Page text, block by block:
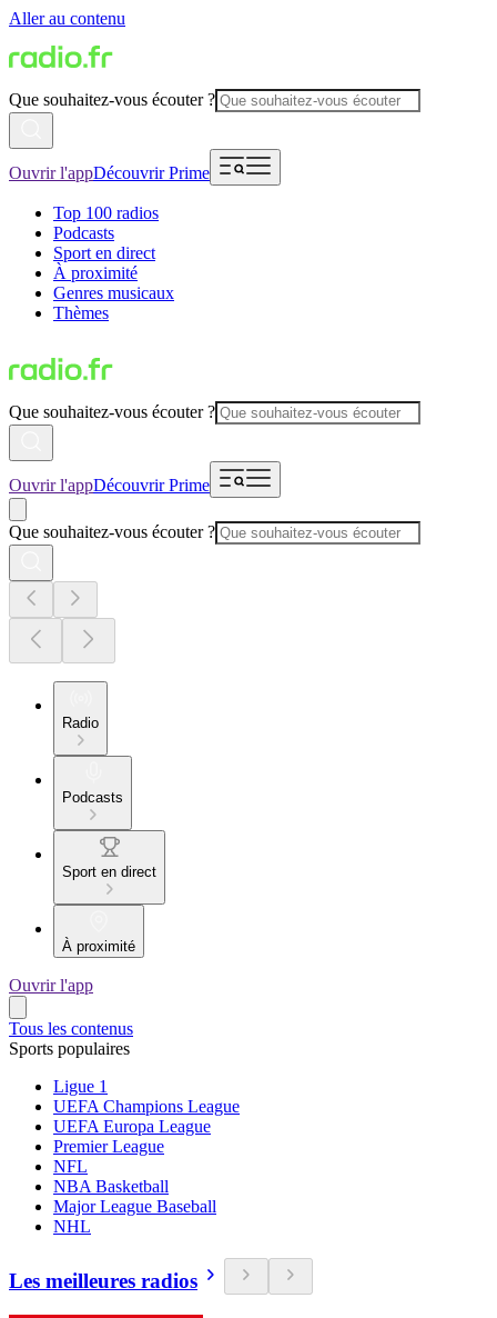
Aller au contenu
Que souhaitez-vous écouter ?
Ouvrir l'appDécouvrir Prime
Top 100 radios
Podcasts
Sport en direct
À proximité
Genres musicaux
Thèmes
Que souhaitez-vous écouter ?
Ouvrir l'appDécouvrir Prime
Que souhaitez-vous écouter ?
Radio
Podcasts
Sport en direct
À proximité
Ouvrir l'app
Tous les contenus
Sports populaires
Ligue 1
UEFA Champions League
UEFA Europa League
Premier League
NFL
NBA Basketball
Major League Baseball
NHL
Les meilleures radios